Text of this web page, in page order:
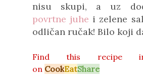
nisu skupi, a uz
povrtne juhe i zelene
odličan ručak! Bilo koji
Find this recipe
on CookEatShare